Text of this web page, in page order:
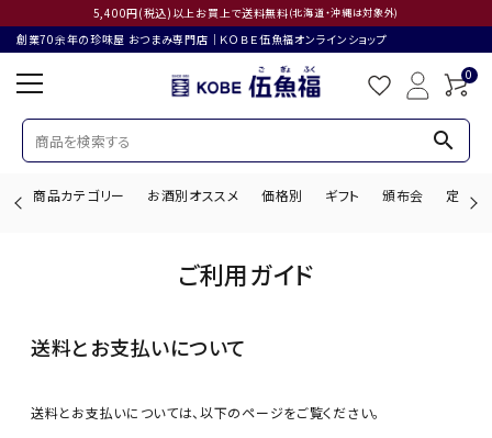
5,400円(税込)以上お買上で送料無料(北海道・沖縄は対象外)
創業70余年の珍味屋 おつまみ専門店│ＫＯＢＥ伍魚福オンラインショップ
0
search
商品カテゴリー お酒別オススメ 価格別 ギフト 頒布会 定期購
search
ご利用ガイド
送料とお支払いについて
送料とお支払いについては、以下のページをご覧ください。